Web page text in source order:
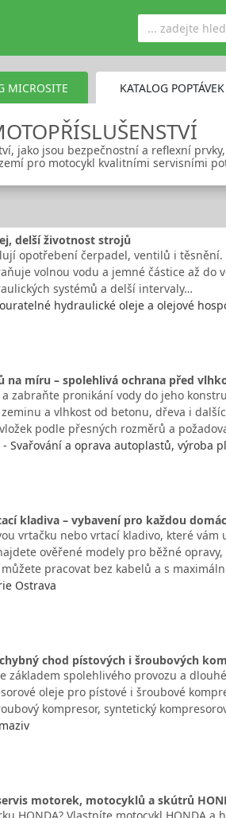
MICROSITE KATALOG POPTÁVEK
jako jsou bezpečnostní a reflexní
pro motocykl kvalitními servisními
delší životnost strojů
opotřebení čerpadel, ventilů i těsnění.
volnou vodu a jemné částice až do
systémů a delší intervaly…
hydraulické oleje a olejové
na míru – spolehlivá ochrana před
zabraňte pronikání vody do jeho
a vlhkost od betonu, dřeva i
podle přesných rozměrů a
Svařování a oprava autoplastů, výroba
kladiva – vybavení pro každou
vrtačku nebo vrtací kladivo, které
najdete ověřené modely pro běžné
pracovat bez kabelů a s
Ostrava
chod pístových i šroubových
základem spolehlivého provozu a
oleje pro pístové i šroubové
kompresor, syntetický
motorek, motocyklů a skútrů